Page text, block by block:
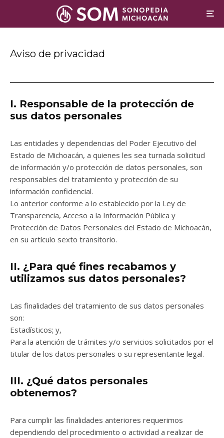
Aviso de privacidad
I. Responsable de la protección de
sus datos personales
Las entidades y dependencias del Poder Ejecutivo del
Estado de Michoacán, a quienes les sea turnada solicitud
de información y/o protección de datos personales, son
responsables del tratamiento y protección de su
información confidencial.
Lo anterior conforme a lo establecido por la Ley de
Transparencia, Acceso a la Información Pública y
Protección de Datos Personales del Estado de Michoacán,
en su artículo sexto transitorio.
II. ¿Para qué fines recabamos y
utilizamos sus datos personales?
Las finalidades del tratamiento de sus datos personales
son:
Estadísticos; y,
Para la atención de trámites y/o servicios solicitados por el
titular de los datos personales o su representante legal.
III. ¿Qué datos personales
obtenemos?
Para cumplir las finalidades anteriores requerimos
dependiendo del procedimiento o actividad a realizar de